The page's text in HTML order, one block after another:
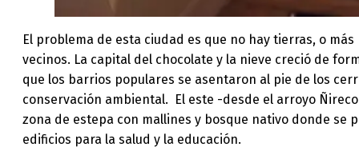
El problema de esta ciudad es que no hay tierras, o
vecinos. La capital del chocolate y la nieve creció de
que los barrios populares se asentaron al pie de los
conservación ambiental. El este -desde el arroyo
zona de estepa con mallines y bosque nativo donde
edificios para la salud y la educación.